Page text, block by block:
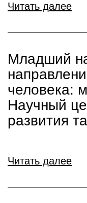
Читать далее
Младший
человека:
Научный
развития
Читать далее